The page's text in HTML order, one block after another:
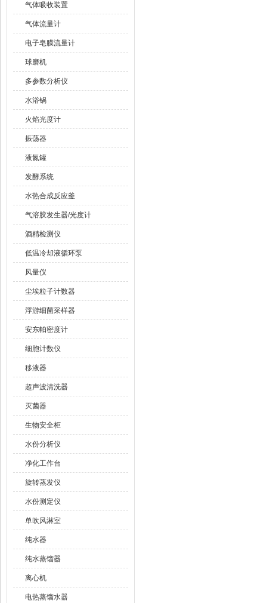
气体吸收装置
气体流量计
电子皂膜流量计
球磨机
多参数分析仪
水浴锅
火焰光度计
振荡器
液氮罐
发酵系统
水热合成反应釜
气溶胶发生器/光度计
酒精检测仪
低温冷却液循环泵
风量仪
尘埃粒子计数器
浮游细菌采样器
安东帕密度计
细胞计数仪
移液器
超声波清洗器
灭菌器
生物安全柜
水份分析仪
净化工作台
旋转蒸发仪
水份测定仪
单吹风淋室
纯水器
纯水蒸馏器
离心机
电热蒸馏水器